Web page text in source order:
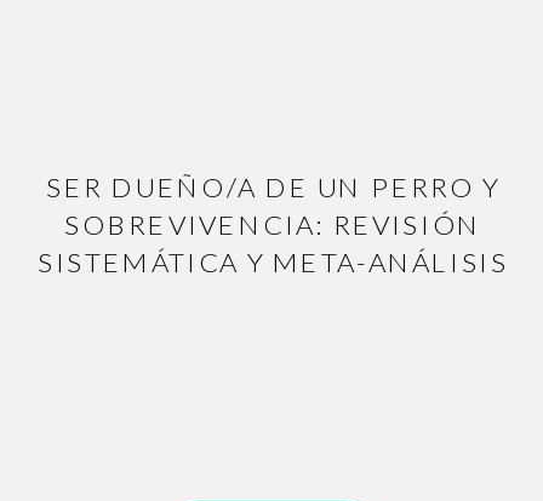
SER DUEÑO/A DE UN PERRO Y
SOBREVIVENCIA: REVISIÓN
SISTEMÁTICA Y META-ANÁLISIS